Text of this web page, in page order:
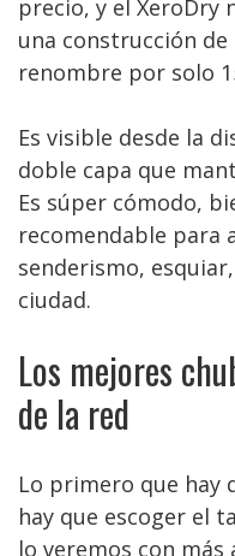
precio, y el XeroDry
una construcción de
renombre por solo
Es visible desde la
doble capa que
Es súper cómodo,
recomendable para
senderismo,
ciudad.
Los mejores
de la red
Lo primero que hay
hay que escoger el
lo veremos con